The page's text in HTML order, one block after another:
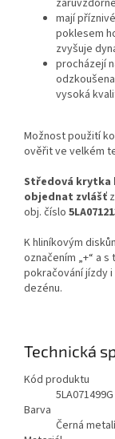
mají
poklesem
zvyšuje
procházejí
vysoká
Možnost použití
ověřit ve velkém
Středová krytka
objednat zvlášť
obj. číslo
K hliníkovým
označením „+“ a
pokračování jízdy
dezénu.
Technická
Kód produktu
5LA071499G
Barva
Černá